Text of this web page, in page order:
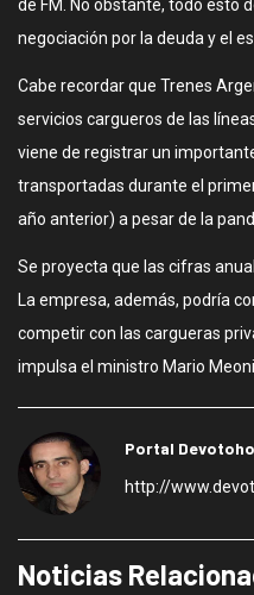
de FM. No obstante, todo esto
negociación por la deuda y el
Cabe recordar que Trenes
servicios cargueros de las
viene de registrar un
transportadas durante el
año anterior) a pesar de la
Se proyecta que las cifras
La empresa, además, podría
competir con las cargueras
impulsa el ministro Mario Meoni.
Portal
http://
Noticias